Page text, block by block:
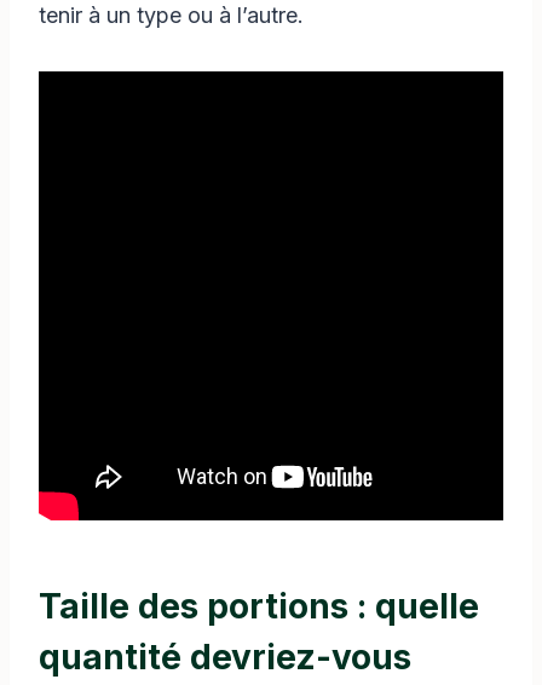
tenir à un type ou à l’autre.
Taille des portions : quelle
quantité devriez-vous